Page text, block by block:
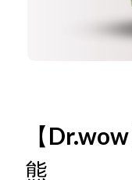
線上目錄【
熊